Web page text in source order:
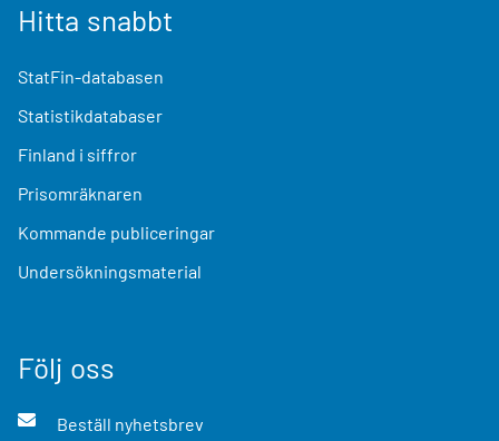
Hitta snabbt
StatFin-databasen
Statistikdatabaser
Finland i siffror
Prisomräknaren
Kommande publiceringar
Undersökningsmaterial
Följ oss
Beställ nyhetsbrev